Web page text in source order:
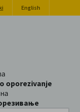
English
oporezivanje